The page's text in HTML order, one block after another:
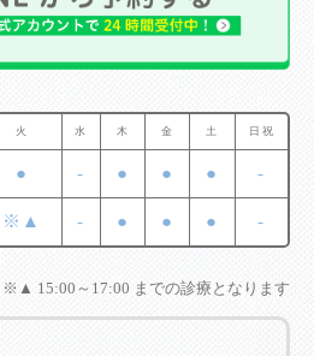
火 水 木 金 土 日祝
● - ● ● ● -
※▲ - ● ● ● -
※▲ 15:00～17:00 までの診療となります